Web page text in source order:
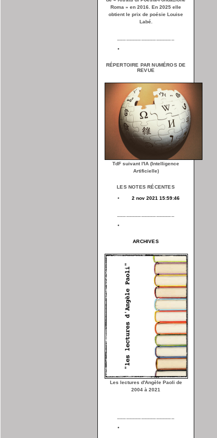
Roma » en 2016. En 2025 elle
obtient le prix de poésie Louise
Labé.
RÉPERTOIRE PAR NUMÉROS DE
REVUE
TdF suivant l'IA (Intelligence
Artificielle)
LES NOTES RÉCENTES
2 nov 2021 15:59:46
ARCHIVES
Les lectures d'Angèle Paoli de
2004 à 2021